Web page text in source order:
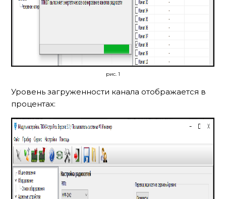
рис. 1
Уровень загруженности канала отображается в
процентах: